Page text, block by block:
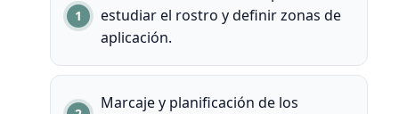
estudiar el rostro y definir zonas de
aplicación.
Marcaje y planificación de los